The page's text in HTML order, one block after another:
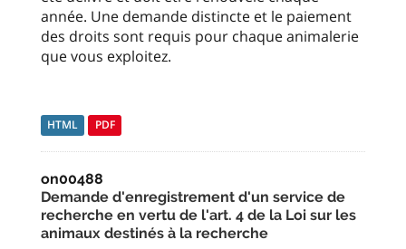
année. Une demande distincte et le paiement
des droits sont requis pour chaque animalerie
que vous exploitez.
HTML PDF
on00488
Demande d'enregistrement d'un service de
recherche en vertu de l'art. 4 de la Loi sur les
animaux destinés à la recherche